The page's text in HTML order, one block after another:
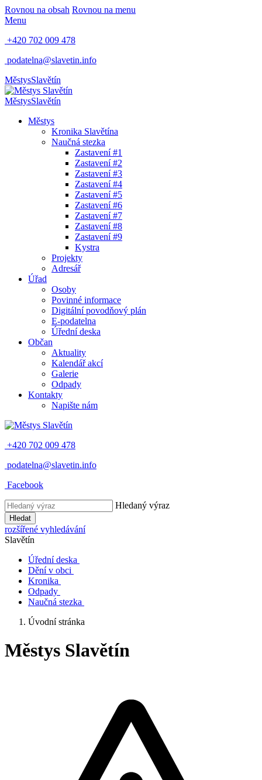
Rovnou na obsah Rovnou na menu
Menu
+420 702 009 478
podatelna@slavetin.info
MěstysSlavětín
MěstysSlavětín
Městys
Kronika Slavětína
Naučná stezka
Zastavení #1
Zastavení #2
Zastavení #3
Zastavení #4
Zastavení #5
Zastavení #6
Zastavení #7
Zastavení #8
Zastavení #9
Kystra
Projekty
Adresář
Úřad
Osoby
Povinné informace
Digitální povodňový plán
E-podatelna
Úřední deska
Občan
Aktuality
Kalendář akcí
Galerie
Odpady
Kontakty
Napište nám
+420 702 009 478
podatelna@slavetin.info
Facebook
Hledaný výraz
Hledat
rozšířené vyhledávání
Slavětín
Úřední deska
Dění v obci
Kronika
Odpady
Naučná stezka
Úvodní stránka
Městys Slavětín